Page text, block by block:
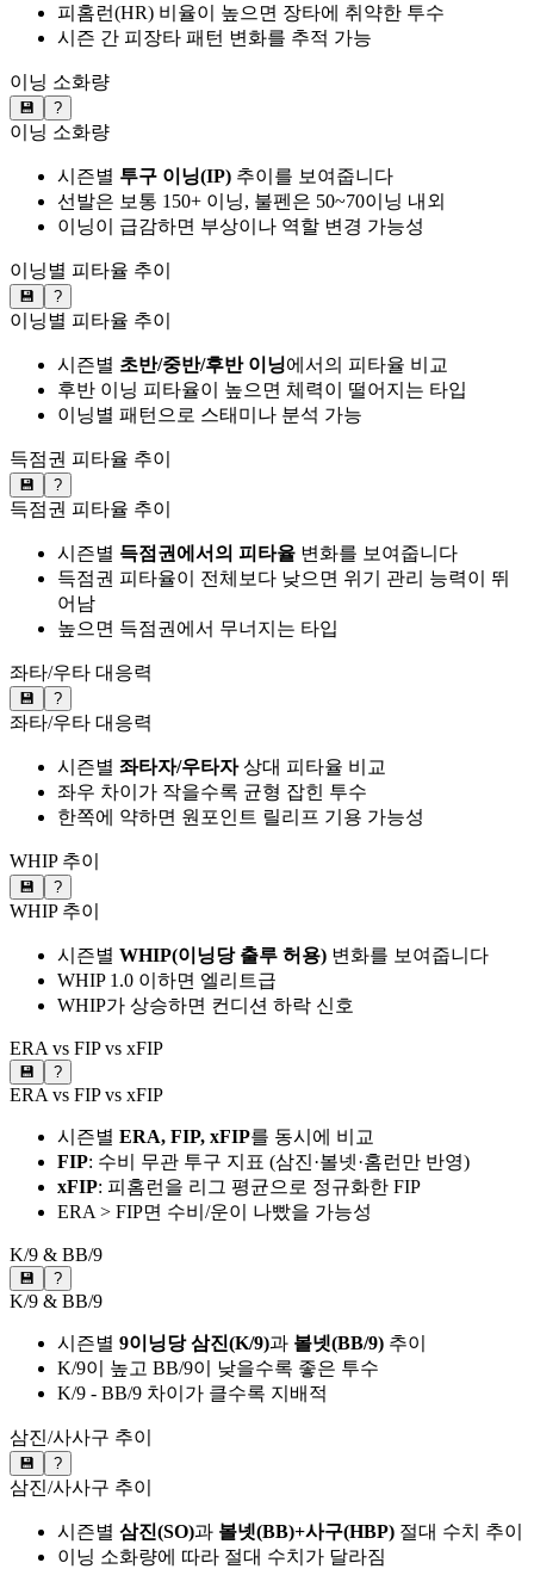
피홈런(HR) 비율이 높으면 장타에 취약한 투수
시즌 간 피장타 패턴 변화를 추적 가능
이닝 소화량
💾 ?
이닝 소화량
시즌별 투구 이닝(IP) 추이를 보여줍니다
선발은 보통 150+ 이닝, 불펜은 50~70이닝 내외
이닝이 급감하면 부상이나 역할 변경 가능성
이닝별 피타율 추이
💾 ?
이닝별 피타율 추이
시즌별 초반/중반/후반 이닝에서의 피타율 비교
후반 이닝 피타율이 높으면 체력이 떨어지는 타입
이닝별 패턴으로 스태미나 분석 가능
득점권 피타율 추이
💾 ?
득점권 피타율 추이
시즌별 득점권에서의 피타율 변화를 보여줍니다
득점권 피타율이 전체보다 낮으면 위기 관리 능력이 뛰
어남
높으면 득점권에서 무너지는 타입
좌타/우타 대응력
💾 ?
좌타/우타 대응력
시즌별 좌타자/우타자상대 피타율 비교
좌우 차이가 작을수록 균형 잡힌 투수
한쪽에 약하면 원포인트 릴리프 기용 가능성
WHIP 추이
💾 ?
WHIP 추이
시즌별 WHIP(이닝당 출루 허용) 변화를 보여줍니다
WHIP 1.0 이하면 엘리트급
WHIP가 상승하면 컨디션 하락 신호
ERA vs FIP vs xFIP
💾 ?
ERA vs FIP vs xFIP
시즌별 ERA, FIP, xFIP를 동시에 비교
FIP: 수비 무관 투구 지표 (삼진·볼넷·홈런만 반영)
xFIP: 피홈런을 리그 평균으로 정규화한 FIP
ERA > FIP면 수비/운이 나빴을 가능성
K/9 & BB/9
💾 ?
K/9 & BB/9
시즌별 9이닝당 삼진(K/9)과 볼넷(BB/9) 추이
K/9이 높고 BB/9이 낮을수록 좋은 투수
K/9 - BB/9 차이가 클수록 지배적
삼진/사사구 추이
💾 ?
삼진/사사구 추이
시즌별 삼진(SO)과 볼넷(BB)+사구(HBP) 절대 수치 추이
이닝 소화량에 따라 절대 수치가 달라짐